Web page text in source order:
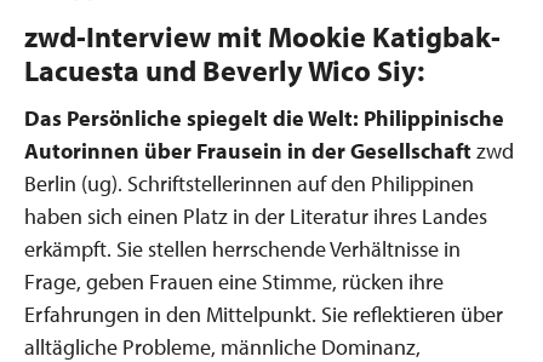
zwd-Interview mit Mookie Katigbak-
Lacuesta und Beverly Wico Siy:
Das Persönliche spiegelt die Welt: Philippinische
Autorinnen über Frausein in der Gesellschaftzwd
Berlin (ug). Schriftstellerinnen auf den Philippinen
haben sich einen Platz in der Literatur ihres Landes
erkämpft. Sie stellen herrschende Verhältnisse in
Frage, geben Frauen eine Stimme, rücken ihre
Erfahrungen in den Mittelpunkt. Sie reflektieren über
alltägliche Probleme, männliche Dominanz,